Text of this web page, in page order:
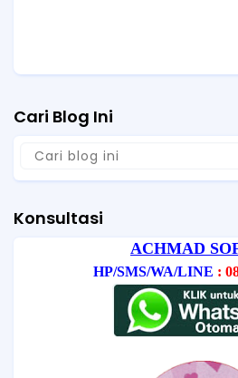
Cari Blog Ini
Konsultasi
ACHMAD
HP/SMS/WA/LINE :